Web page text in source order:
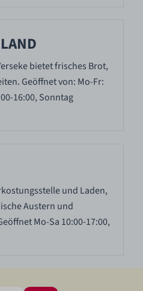
bietet frisches Brot,
Geöffnet von: Mo-Fr:
16:00, Sonntag
und Laden,
Austern und
Mo-Sa 10:00-17:00,